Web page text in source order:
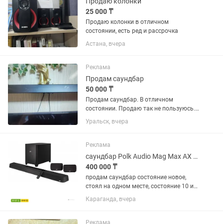
25 000 ₸
Продаю колонки в отличном
состоянии, есть ред и рассрочка
Астана, вчера
Реклама
Продам саундбар
50 000 ₸
Продам саундбар. В отличном
состоянии. Продаю так не пользуюсь.
Покупала за 95000. Продаю за 55000
Уральск, вчера
Реклама
саундбар Polk Audio Mag Max AX SR
400 000 ₸
продам саундбар состояние новое,
стоял на одном месте, состояние 10 из
10
Караганда, вчера
Реклама